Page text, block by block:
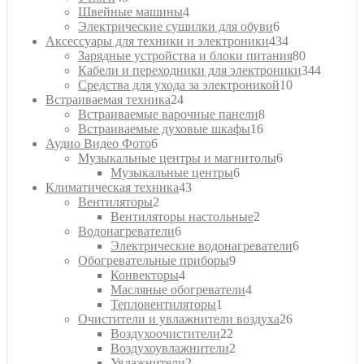
товаров
Швейные машины44
товара
Электрические сушилки для обуви66
товаров
Аксессуары для техники и электроники434434
товара
Зарядные устройства и блоки питания8080
товаров
Кабели и переходники для электроники344344
Средства для ухода за электроникой1010
Встраиваемая техника2424
товара
Встраиваемые варочные панели88
Встраиваемые духовые шкафы1616
Аудио Видео Фото66
товаров
Музыкальные центры и магнитолы66
Музыкальные центры66
Климатическая техника4343
Вентиляторы2
товара
Вентиляторы настольные2
Водонагреватели66
товаров
Электрические водонагреватели66
Обогревательные приборы99
Конвекторы44
товара
Масляные обогреватели44
Тепловентиляторы1
товар
Очистители и увлажнители воздуха2626
Воздухоочистители22
товара
Воздухоувлажнители2